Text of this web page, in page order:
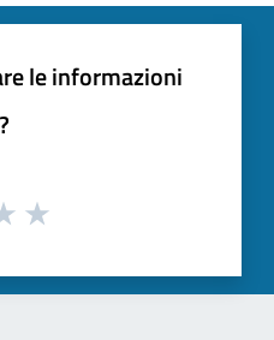
le informazioni